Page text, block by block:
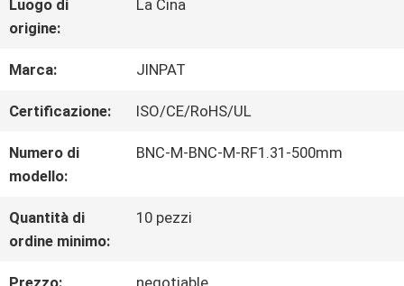
MOSTRA
VR
CIRCA
NOI
GIRO
Luogo di
origine:
La Cina
Marca: JINPAT
Certificazione: ISO/CE/RoHS/UL
Numero di
modello:
BNC-M-BNC-M-RF1.31-500mm
Quantità di
ordine minimo:
10 pezzi